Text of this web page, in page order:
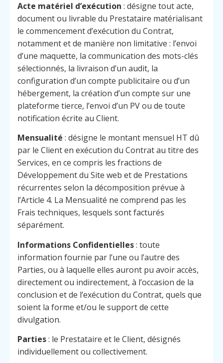
Acte matériel d’exécution : désigne tout acte,
document ou livrable du Prestataire matérialisant
le commencement d’exécution du Contrat,
notamment et de manière non limitative : l’envoi
d’une maquette, la communication des mots-clés
sélectionnés, la livraison d’un audit, la
configuration d’un compte publicitaire ou d’un
hébergement, la création d’un compte sur une
plateforme tierce, l’envoi d’un PV ou de toute
notification écrite au Client.
Mensualité : désigne le montant mensuel HT dû
par le Client en exécution du Contrat au titre des
Services, en ce compris les fractions de
Développement du Site web et de Prestations
récurrentes selon la décomposition prévue à
l’Article 4. La Mensualité ne comprend pas les
Frais techniques, lesquels sont facturés
séparément.
Informations Confidentielles: toute
information fournie par l’une ou l’autre des
Parties, ou à laquelle elles auront pu avoir accès,
directement ou indirectement, à l’occasion de la
conclusion et de l’exécution du Contrat, quels que
soient la forme et/ou le support de cette
divulgation.
Parties: le Prestataire et le Client, désignés
individuellement ou collectivement.